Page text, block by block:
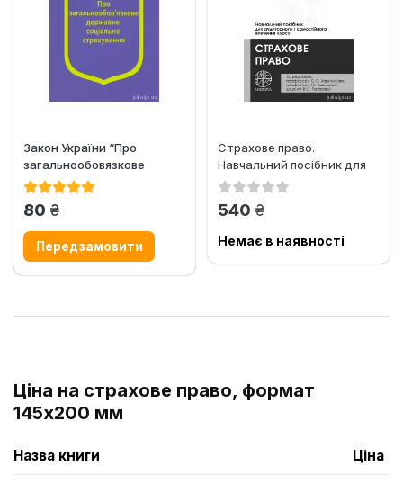
Закон України “Про
загальнообовязкове
державне соціальне
80 грн.
Страхове право.
Навчальний посібник для
аудиторного і
540 грн.
Немає в наявності
Ціна на страхове право, формат
145х200 мм
Назва книги Ціна